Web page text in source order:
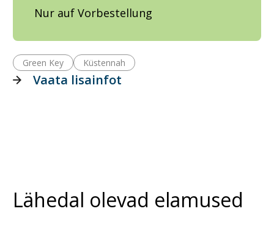
Nur auf Vorbestellung
Green Key Küstennah
Vaata lisainfot
Lähedal olevad elamused